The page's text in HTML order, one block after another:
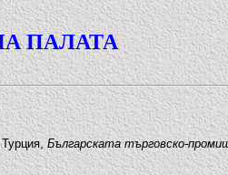
ПАЛАТА
Българската търговско-